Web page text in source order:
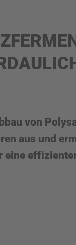
von
aus und